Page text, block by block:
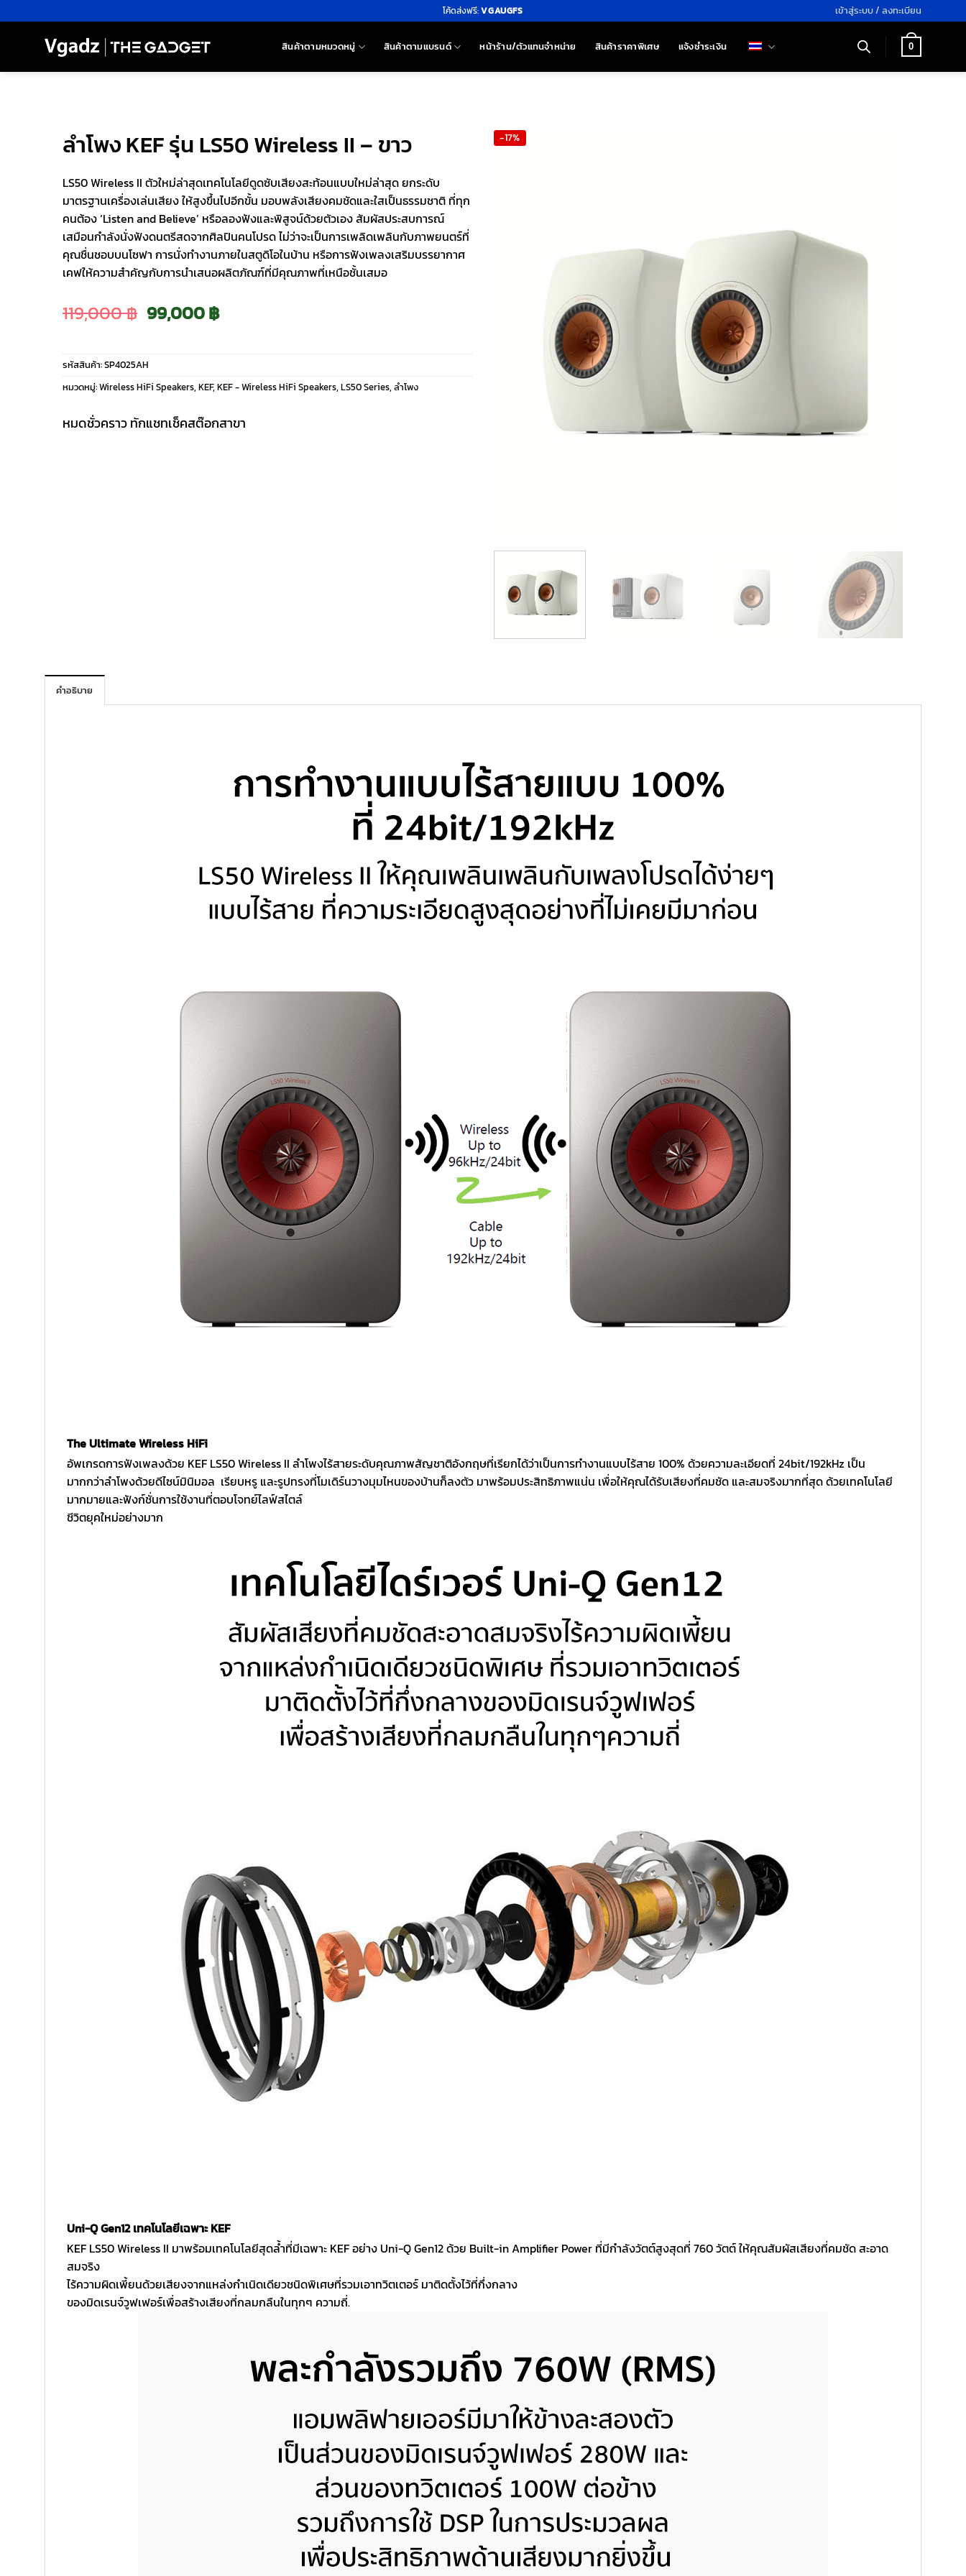
ไป
โค้ดส่งฟรี:VGAUGFS เข้าสู่ระบบ / ลงทะเบียน
สินค้าตามหมวดหมู่ สินค้าตามแบรนด์ หน้าร้าน/ตัวแทนจำหน่าย สินค้าราคาพิเศษ แจ้งชำระเงิน 0
ลำโพง KEF รุ่น LS50 Wireless II – ขาว
LS50 Wireless II ตัวใหม่ล่าสุดเทคโนโลยีดูดซับเสียงสะท้อนแบบใหม่ล่าสุด ยกระดับ
มาตรฐานเครื่องเล่นเสียง ให้สูงขึ้นไปอีกขั้น มอบพลังเสียงคมชัดและใสเป็นธรรมชาติ ที่ทุก
คนต้อง ‘Listen and Believe’ หรือลองฟังและพิสูจน์ด้วยตัวเอง สัมผัสประสบการณ์
เสมือนกำลังนั่งฟังดนตรีสดจากศิลปินคนโปรด ไม่ว่าจะเป็นการเพลิดเพลินกับภาพยนตร์ที่
คุณชื่นชอบบนโซฟา การนั่งทำงานภายในสตูดิโอในบ้าน หรือการฟังเพลงเสริมบรรยากาศ
เคฟให้ความสำคัญกับการนำเสนอผลิตภัณฑ์ที่มีคุณภาพที่เหนือชั้นเสมอ
119,000฿ Original
price
was:
119,000 ฿.
99,000฿Current
price
is:
99,000 ฿.
รหัสสินค้า:SP4025AH
หมวดหมู่:Wireless HiFi Speakers, KEF, KEF - Wireless HiFi Speakers, LS50 Series, ลำโพง
หมดชั่วคราว ทักแชทเช็คสต๊อกสาขา
-17%
คำอธิบาย
The Ultimate Wireless HiFi
อัพเกรดการฟังเพลงด้วย KEF LS50 Wireless II ลำโพงไร้สายระดับคุณภาพสัญชาติอังกฤษที่เรียกได้ว่าเป็นการทำงานแบบไร้สาย 100% ด้วยความละเอียดที่ 24bit/192kHz เป็น
มากกว่าลำโพงด้วยดีไซน์มินิมอล เรียบหรู และรูปทรงที่โมเดิร์นวางมุมไหนของบ้านก็ลงตัว มาพร้อมประสิทธิภาพแน่น เพื่อให้คุณได้รับเสียงที่คมชัด และสมจริงมากที่สุด ด้วยเทคโนโลยี
มากมายและฟังก์ชั่นการใช้งานที่ตอบโจทย์ไลฟ์สไตล์
ชีวิตยุคใหม่อย่างมาก
Uni-Q Gen12 เทคโนโลยีเฉพาะ KEF
KEF LS50 Wireless II มาพร้อมเทคโนโลยีสุดล้ำที่มีเฉพาะ KEF อย่าง Uni-Q Gen12 ด้วย Built-in Amplifier Power ที่มีกำลังวัตต์สูงสุดที่ 760 วัตต์ ให้คุณสัมผัสเสียงที่คมชัด สะอาด
สมจริง
ไร้ความผิดเพี้ยนด้วยเสียงจากแหล่งกำเนิดเดียวชนิดพิเศษที่รวมเอาทวิตเตอร์ มาติดตั้งไว้ที่กึ่งกลาง
ของมิดเรนจ์วูฟเฟอร์เพื่อสร้างเสียงที่กลมกลืนในทุกๆ ความถี่.